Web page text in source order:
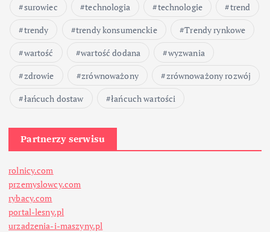
surowiec
technologia technologie
trend
trendy
trendy konsumenckie
Trendy rynkowe
wartość
wartość dodana
wyzwania
zdrowie
zrównoważony
zrównoważony rozwój
łańcuch dostaw
łańcuch wartości
Partnerzy serwisu
rolnicy.com
przemyslowcy.com
rybacy.com
portal-lesny.pl
urzadzenia-i-maszyny.pl